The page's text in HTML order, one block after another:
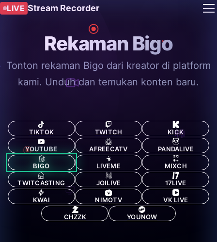
LIVE Stream Recorder
Rekaman Bigo
Tonton rekaman Bigo dari kreator di platform
kami. Unduh dan temukan konten baru.
TIKTOK TWITCH KICK
YOUTUBE AFREECATV PANDALIVE
BIGO LIVEME MIXCH
TWITCASTING JOILIVE 17LIVE
KWAI NIMOTV VK LIVE
CHZZK YOUNOW